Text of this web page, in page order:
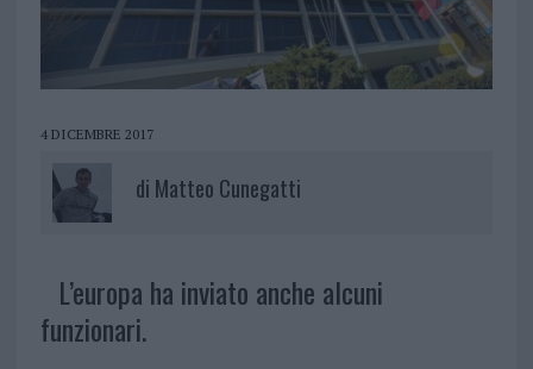
4 DICEMBRE 2017
di Matteo Cunegatti
L’europa ha inviato anche alcuni
funzionari.